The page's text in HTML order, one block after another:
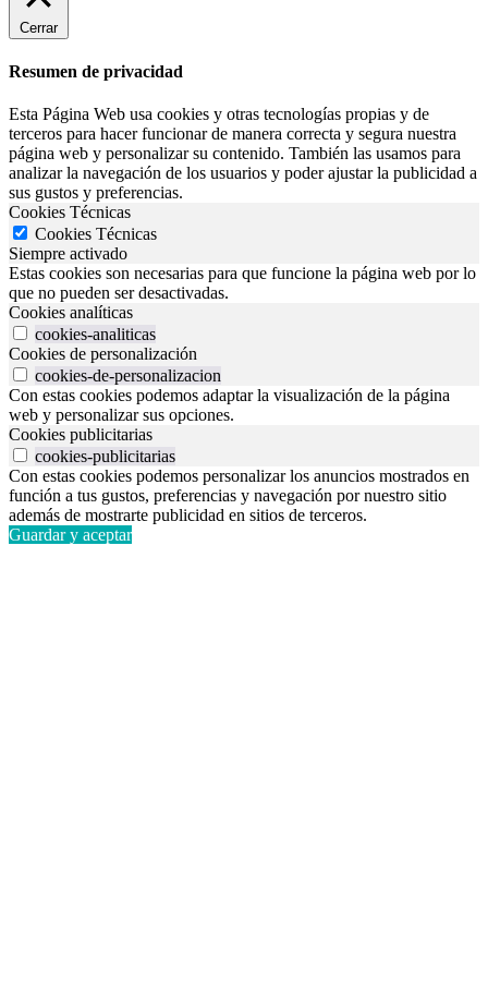
Cerrar
Resumen de privacidad
Esta Página Web usa cookies y otras tecnologías propias y de
terceros para hacer funcionar de manera correcta y segura nuestra
página web y personalizar su contenido. También las usamos para
analizar la navegación de los usuarios y poder ajustar la publicidad a
sus gustos y preferencias.
Cookies Técnicas
Cookies Técnicas
Siempre activado
Estas cookies son necesarias para que funcione la página web por lo
que no pueden ser desactivadas.
Cookies analíticas
cookies-analiticas
Cookies de personalización
cookies-de-personalizacion
Con estas cookies podemos adaptar la visualización de la página
web y personalizar sus opciones.
Cookies publicitarias
cookies-publicitarias
Con estas cookies podemos personalizar los anuncios mostrados en
función a tus gustos, preferencias y navegación por nuestro sitio
además de mostrarte publicidad en sitios de terceros.
Guardar y aceptar